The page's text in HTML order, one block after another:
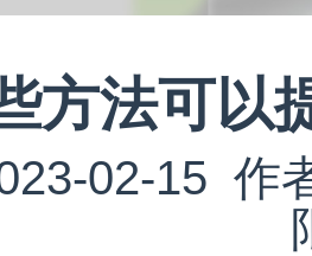
方法可以
02-15 作